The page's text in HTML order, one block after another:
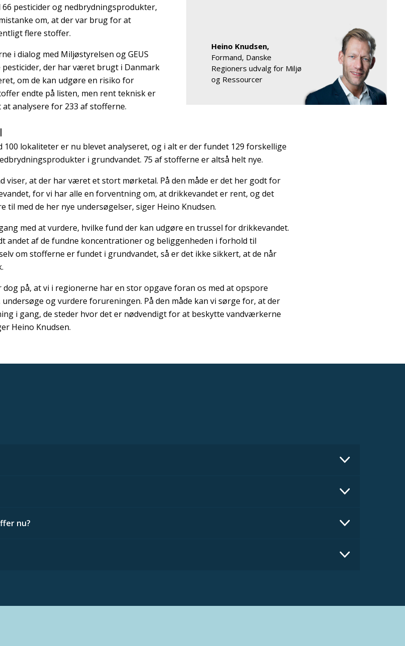
Heino Knudsen,
Formand, Danske
Regioners udvalg for Miljø
og Ressourcer
pesticider og nedbrydningsprodukter,
om, at der var brug for at
flere stoffer.
i dialog med Miljøstyrelsen og GEUS
pesticider, der har været brugt i Danmark
om de kan udgøre en risiko for
endte på listen, men rent teknisk er
analysere for 233 af stofferne.
100 lokaliteter er nu blevet analyseret, og i alt er der fundet 129 forskellige
i grundvandet. 75 af stofferne er altså helt nye.
viser, at der har været et stort mørketal. På den måde er det her godt for
for vi har alle en forventning om, at drikkevandet er rent, og det
til med de her nye undersøgelser, siger Heino Knudsen.
med at vurdere, hvilke fund der kan udgøre en trussel for drikkevandet.
andet af de fundne koncentrationer og beliggenheden i forhold til
om stofferne er fundet i grundvandet, så er det ikke sikkert, at de når
dog på, at vi i regionerne har en stor opgave foran os med at opspore
og vurdere forureningen. På den måde kan vi sørge for, at der
i gang, de steder hvor det er nødvendigt for at beskytte vandværkerne
Heino Knudsen.
nu?